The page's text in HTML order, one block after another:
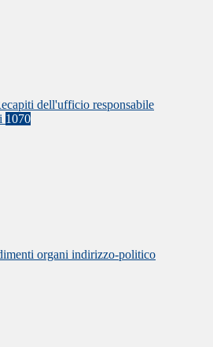
dell'ufficio responsabile
1070
organi indirizzo-politico